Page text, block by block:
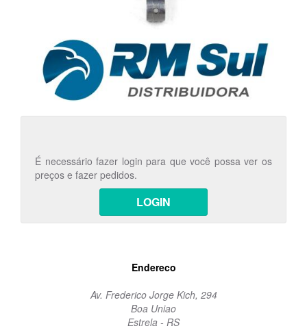
É necessário fazer login para que você possa ver os
preços e fazer pedidos.
LOGIN
Endereco
Av. Frederico Jorge Kich, 294
Boa Uniao
Estrela - RS